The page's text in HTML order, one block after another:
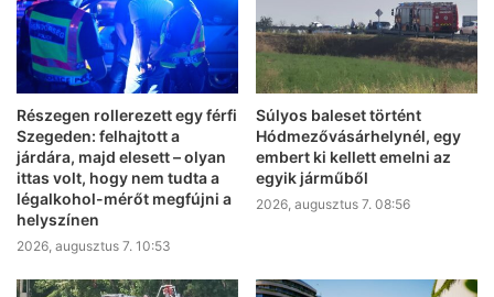
Részegen rollerezett egy férfi
Szegeden: felhajtott a
járdára, majd elesett – olyan
ittas volt, hogy nem tudta a
légalkohol-mérőt megfújni a
helyszínen
2026, augusztus 7. 10:53
Súlyos baleset történt
Hódmezővásárhelynél, egy
embert ki kellett emelni az
egyik járműből
2026, augusztus 7. 08:56